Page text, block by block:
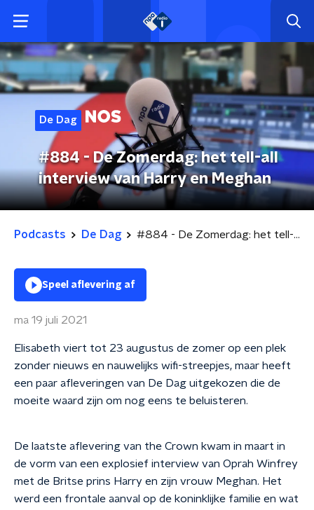
De Dag
#884 - De Zomerdag: het tell-all
interview van Harry en Meghan
Podcasts De Dag #884 - De Zomerdag: het tell-all interview van Harry en Meghan
Speel aflevering af
ma 19 juli 2021
Elisabeth viert tot 23 augustus de zomer op een plek
zonder nieuws en nauwelijks wifi-streepjes, maar heeft
een paar afleveringen van De Dag uitgekozen die de
moeite waard zijn om nog eens te beluisteren.
De laatste aflevering van the Crown kwam in maart in
de vorm van een explosief interview van Oprah Winfrey
met de Britse prins Harry en zijn vrouw Meghan. Het
werd een frontale aanval op de koninklijke familie en wat